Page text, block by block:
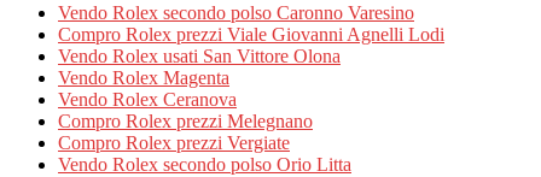
Vendo Rolex secondo polso Caronno Varesino
Compro Rolex prezzi Viale Giovanni Agnelli Lodi
Vendo Rolex usati San Vittore Olona
Vendo Rolex Magenta
Vendo Rolex Ceranova
Compro Rolex prezzi Melegnano
Compro Rolex prezzi Vergiate
Vendo Rolex secondo polso Orio Litta